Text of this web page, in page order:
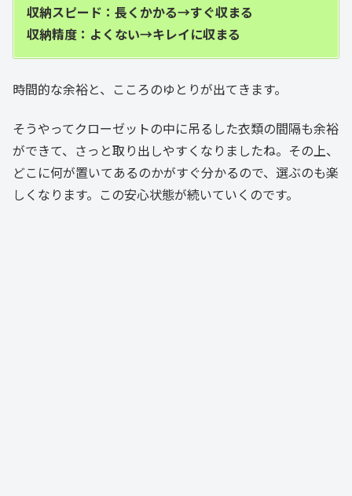
収納スピード：長くかかる→すぐ収まる
収納精度：よくない→キレイに収まる
時間的な余裕と、こころのゆとりが出てきます。
そうやってクローゼットの中に吊るした衣類の間隔も余裕
ができて、さっと取り出しやすくなりましたね。その上、
どこに何が置いてあるのかがすぐ分かるので、選ぶのも楽
しくなります。この安心状態が続いていくのです。